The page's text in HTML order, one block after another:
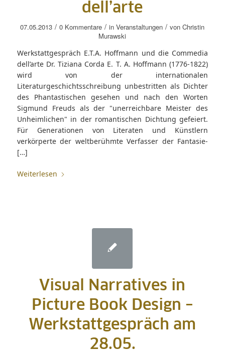
dell’arte
07.05.2013 / 0 Kommentare / inVeranstaltungen / vonChristin
Murawski
Werkstattgespräch E.T.A. Hoffmann und die Commedia
dell’arte Dr. Tiziana Corda E. T. A. Hoffmann (1776-1822)
wird von der internationalen
Literaturgeschichtsschreibung unbestritten als Dichter
des Phantastischen gesehen und nach den Worten
Sigmund Freuds als der "unerreichbare Meister des
Unheimlichen" in der romantischen Dichtung gefeiert.
Für Generationen von Literaten und Künstlern
verkörperte der weltberühmte Verfasser der Fantasie-
[…]
Weiterlesen
Visual Narratives in
Picture Book Design –
Werkstattgespräch am
28.05.